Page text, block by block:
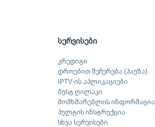
სერვისები
კრედიტი
დროებით შეჩერება (პაუზა)
IPTV-ის აპლიკაციები
ბუსტ ღილაკი
მომხმარებლის ინფორმაცია
პულტის ინსტრუქცია
სხვა სერვისები